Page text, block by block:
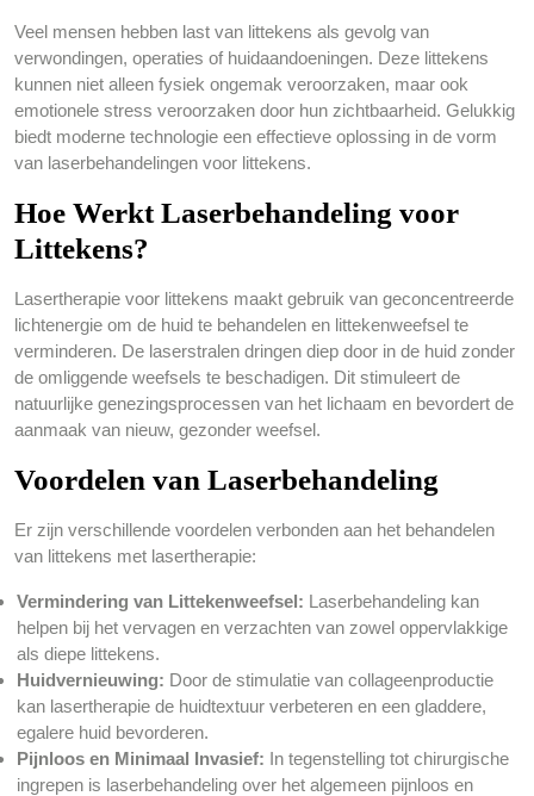
Veel mensen hebben last van littekens als gevolg van
verwondingen, operaties of huidaandoeningen. Deze littekens
kunnen niet alleen fysiek ongemak veroorzaken, maar ook
emotionele stress veroorzaken door hun zichtbaarheid. Gelukkig
biedt moderne technologie een effectieve oplossing in de vorm
van laserbehandelingen voor littekens.
Hoe Werkt Laserbehandeling voor
Littekens?
Lasertherapie voor littekens maakt gebruik van geconcentreerde
lichtenergie om de huid te behandelen en littekenweefsel te
verminderen. De laserstralen dringen diep door in de huid zonder
de omliggende weefsels te beschadigen. Dit stimuleert de
natuurlijke genezingsprocessen van het lichaam en bevordert de
aanmaak van nieuw, gezonder weefsel.
Voordelen van Laserbehandeling
Er zijn verschillende voordelen verbonden aan het behandelen
van littekens met lasertherapie:
Vermindering van Littekenweefsel: Laserbehandeling kan
helpen bij het vervagen en verzachten van zowel oppervlakkige
als diepe littekens.
Huidvernieuwing: Door de stimulatie van collageenproductie
kan lasertherapie de huidtextuur verbeteren en een gladdere,
egalere huid bevorderen.
Pijnloos en Minimaal Invasief: In tegenstelling tot chirurgische
ingrepen is laserbehandeling over het algemeen pijnloos en